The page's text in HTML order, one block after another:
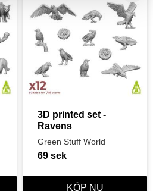
3D printed set -
Ravens
Green Stuff World
69 sek